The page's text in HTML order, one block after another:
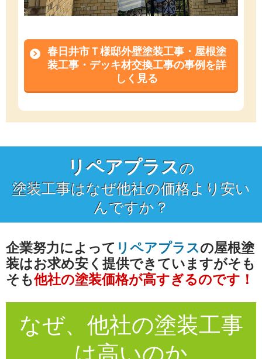
春日井市Ｔ様邸外壁塗装工事・屋根塗
装工事・デッキ材交換工事の事例を詳
しく見る
リペアプラスの
塗装工事はなぜ他社の価格より安い
んですか？
企業努力によって リペアプラスの屋根塗
装はお求め安く提供できていますがそも
そも他社の塗装価格が高すぎるのです！
なぜ、他社の塗装工事
は高いのか